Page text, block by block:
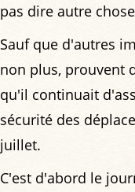
pas dire autre
Sauf que d'autres
non plus, prouvent
qu'il continuait
sécurité des
juillet.
C'est d'abord le